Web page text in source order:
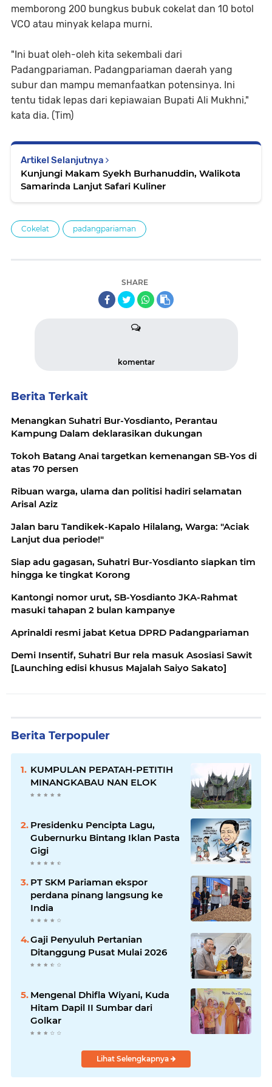
memborong 200 bungkus bubuk cokelat dan 10 botol
VCO atau minyak kelapa murni.
"Ini buat oleh-oleh kita sekembali dari
Padangpariaman. Padangpariaman daerah yang
subur dan mampu memanfaatkan potensinya. Ini
tentu tidak lepas dari kepiawaian Bupati Ali Mukhni,"
kata dia. (Tim)
Artikel Selanjutnya
Kunjungi Makam Syekh Burhanuddin, Walikota
Samarinda Lanjut Safari Kuliner
Cokelat padangpariaman
SHARE
komentar
Berita Terkait
Menangkan Suhatri Bur-Yosdianto, Perantau
Kampung Dalam deklarasikan dukungan
Tokoh Batang Anai targetkan kemenangan SB-Yos di
atas 70 persen
Ribuan warga, ulama dan politisi hadiri selamatan
Arisal Aziz
Jalan baru Tandikek-Kapalo Hilalang, Warga: "Aciak
Lanjut dua periode!"
Siap adu gagasan, Suhatri Bur-Yosdianto siapkan tim
hingga ke tingkat Korong
Kantongi nomor urut, SB-Yosdianto JKA-Rahmat
masuki tahapan 2 bulan kampanye
Aprinaldi resmi jabat Ketua DPRD Padangpariaman
Demi Insentif, Suhatri Bur rela masuk Asosiasi Sawit
[Launching edisi khusus Majalah Saiyo Sakato]
Berita Terpopuler
KUMPULAN PEPATAH-PETITIH
MINANGKABAU NAN ELOK
Presidenku Pencipta Lagu,
Gubernurku Bintang Iklan Pasta
Gigi
PT SKM Pariaman ekspor
perdana pinang langsung ke
India
Gaji Penyuluh Pertanian
Ditanggung Pusat Mulai 2026
Mengenal Dhifla Wiyani, Kuda
Hitam Dapil II Sumbar dari
Golkar
Lihat Selengkapnya